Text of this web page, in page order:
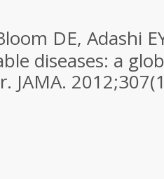
DE, Adashi
diseases: a
JAMA.